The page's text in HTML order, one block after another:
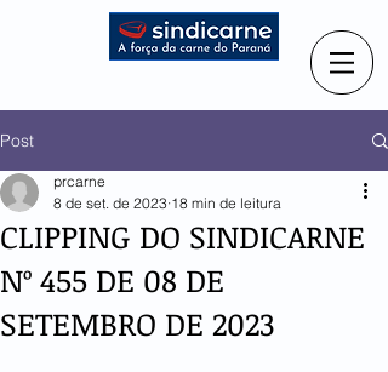
Post
CLIPPING DO SINDICARNE
Nº 455 DE 08 DE
SETEMBRO DE 2023
prcarne
8 de set. de 2023 18 min de leitura